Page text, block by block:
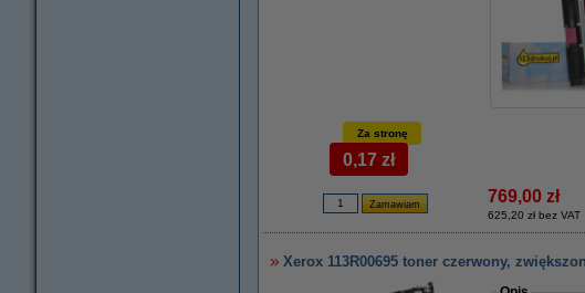
Za stronę
0,17 zł
769,00 zł
625,20 zł bez VAT
Xerox 113R00695 toner czerwony,